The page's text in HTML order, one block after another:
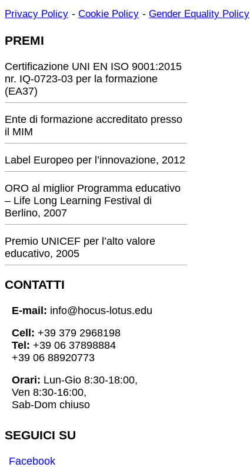
Privacy Policy - Cookie Policy - Gender Equality Policy
PREMI
Certificazione UNI EN ISO 9001:2015
nr. IQ-0723-03 per la formazione
(EA37)
Ente di formazione accreditato presso
il MIM
Label Europeo per l’innovazione, 2012
ORO al miglior Programma educativo
– Life Long Learning Festival di
Berlino, 2007
Premio UNICEF per l’alto valore
educativo, 2005
CONTATTI
E-mail: info@hocus-lotus.edu
Cell: +39 379 2968198
Tel: +39 06 37898884
+39 06 88920773
Orari: Lun-Gio 8:30-18:00,
Ven 8:30-16:00,
Sab-Dom chiuso
SEGUICI SU
Facebook